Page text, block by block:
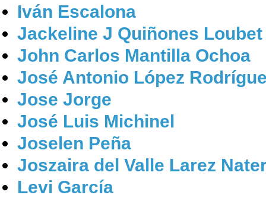
Iván Escalona
Jackeline J Quiñones Loubet
John Carlos Mantilla Ochoa
José Antonio López
Jose Jorge
José Luis Michinel
Joselen Peña
Joszaira del Valle Larez
Levi García